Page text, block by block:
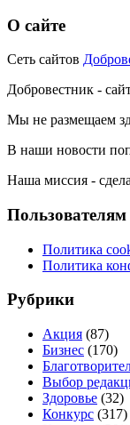
О сайте
Сеть сайтов
Добровестник -
Мы не размещаем
В наши новости
Наша миссия -
Пользователям
Политика
Политика
Рубрики
Акция (87)
Бизнес (170)
Выбор
Здоровье (32)
Конкурс (317)